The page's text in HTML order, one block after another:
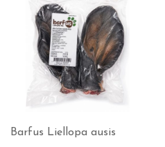
Barfus Liellopa ausis